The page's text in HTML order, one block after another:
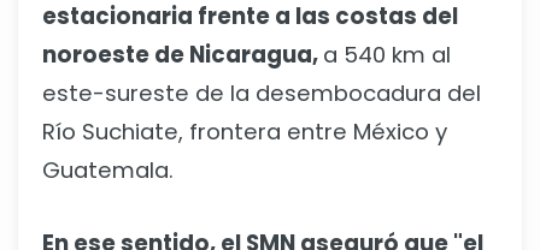
estacionaria frente a las costas del
noroeste de Nicaragua, a 540 km al
este-sureste de la desembocadura del
Río Suchiate, frontera entre México y
Guatemala.
En ese sentido, el SMN aseguró que "el